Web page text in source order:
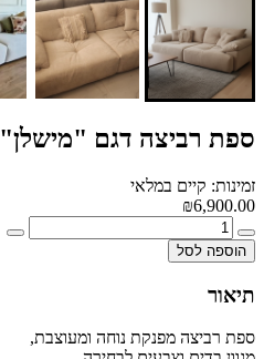
ספת רביצה דגם "מישלן"
זמינות: קיים במלאי
₪6,900.00
הוספה לסל
תיאור
ספת רביצה מפנקת נוחה ומעוצבת,